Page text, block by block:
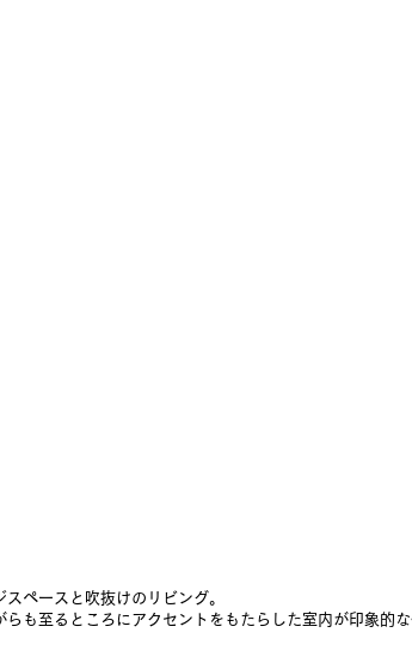
ペースと吹抜けのリビング。
らも至るところにアクセントをもたらした室内が印象的